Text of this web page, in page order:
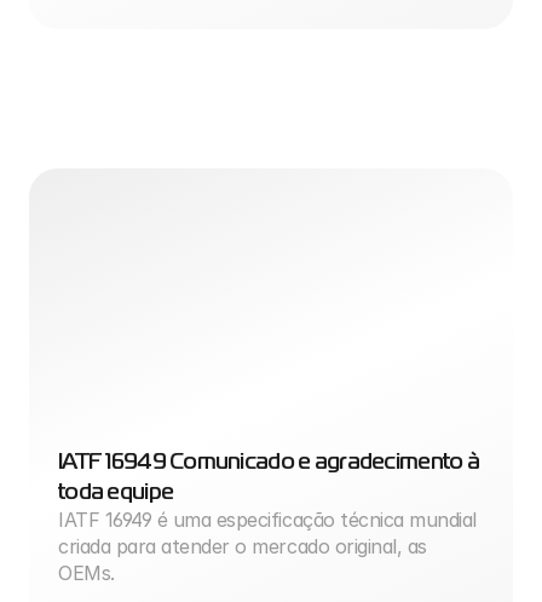
IATF 16949 Comunicado e agradecimento à
toda equipe
IATF 16949 é uma especificação técnica mundial
criada para atender o mercado original, as
OEMs.